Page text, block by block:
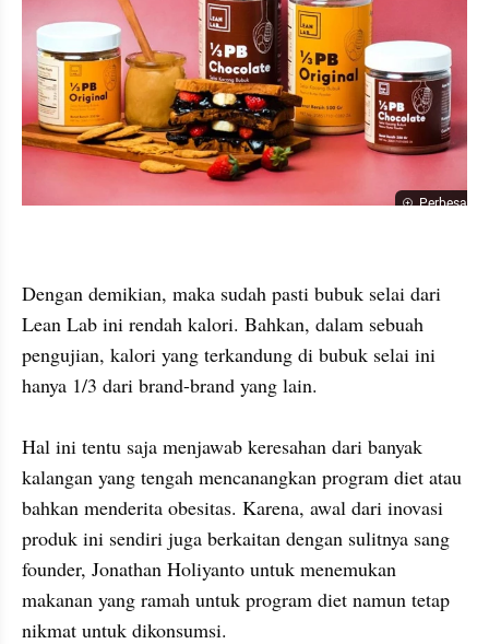
Perbesar
Dengan demikian, maka sudah pasti bubuk selai dari
Lean Lab ini rendah kalori. Bahkan, dalam sebuah
pengujian, kalori yang terkandung di bubuk selai ini
hanya 1/3 dari brand-brand yang lain.
Hal ini tentu saja menjawab keresahan dari banyak
kalangan yang tengah mencanangkan program diet atau
bahkan menderita obesitas. Karena, awal dari inovasi
produk ini sendiri juga berkaitan dengan sulitnya sang
founder, Jonathan Holiyanto untuk menemukan
makanan yang ramah untuk program diet namun tetap
nikmat untuk dikonsumsi.